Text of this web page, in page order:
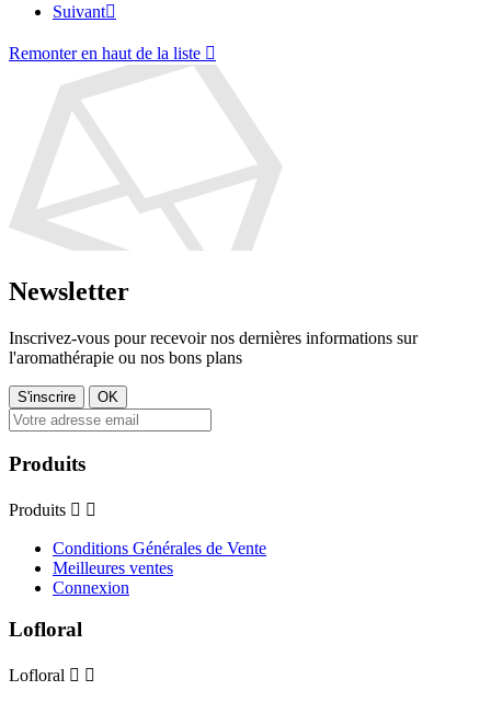
Suivant
Remonter en haut de la liste 
Newsletter
Inscrivez-vous pour recevoir nos dernières informations sur
l'aromathérapie ou nos bons plans
Produits
Produits  
Conditions Générales de Vente
Meilleures ventes
Connexion
Lofloral
Lofloral  